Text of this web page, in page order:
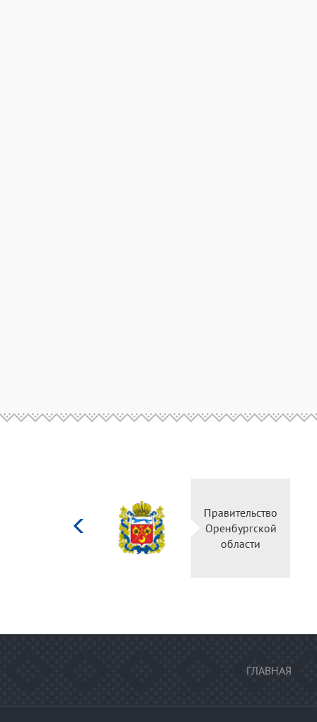
Министерство
культуры
Российской
федерации
ГЛАВНАЯ